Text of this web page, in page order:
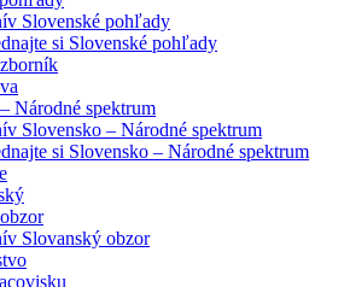
Slovenské pohľady
si Slovenské pohľady
Národné spektrum
Slovensko – Národné spektrum
si Slovensko – Národné spektrum
Slovanský obzor